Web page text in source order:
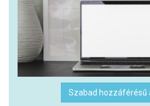
Szabad hozzáférésű